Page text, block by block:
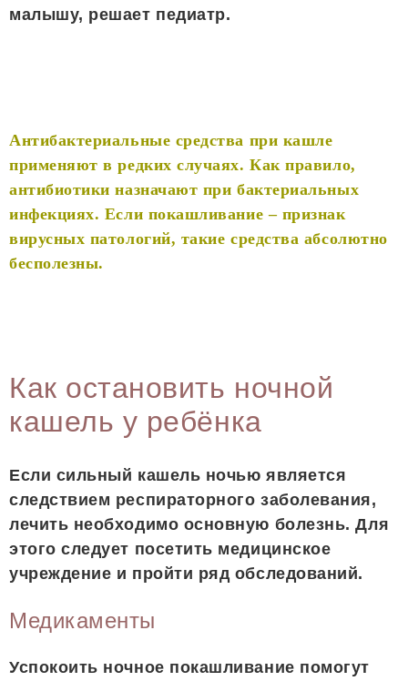
малышу, решает педиатр.
Антибактериальные средства при кашле
применяют в редких случаях. Как правило,
антибиотики назначают при бактериальных
инфекциях. Если покашливание – признак
вирусных патологий, такие средства абсолютно
бесполезны.
Как остановить ночной
кашель у ребёнка
Если сильный кашель ночью является
следствием респираторного заболевания,
лечить необходимо основную болезнь. Для
этого следует посетить медицинское
учреждение и пройти ряд обследований.
Медикаменты
Успокоить ночное покашливание помогут